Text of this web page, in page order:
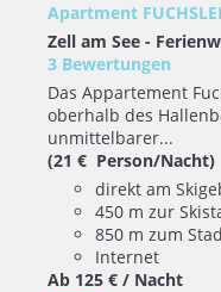
Apartment
Zell am See -
3 Bewertungen
Das Appartement
oberhalb des
unmittelbarer...
(21 € Person/Nacht)
direkt am
450 m zur
850 m zum
Internet
Ab 125 € / Nacht